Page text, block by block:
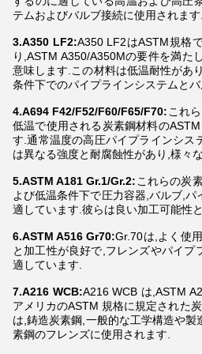
テムおよびバルブ接続に使用されます.
3.A350 LF2:A350 LF2はASTM規格
り,ASTM A350/A350Mの要件を満た
意味します.この材料は低温耐性があ
条件下でのパイプラインシステムと
4.A694 F42/F52/F60/F65/F70:これ
低温で使用される炭素鋼材料の
す.通常温度の高圧パイプラインシス
は異なる強度と耐腐蝕性があり,様々
5.ASTM A181 Gr.1/Gr.2:これらの炭
よび低温条件下で圧力容器,バルブ,パ
適しています.彼らは良い加工可能性
6.ASTM A516 Gr70:Gr.70は,よく使
と加工性が良好で,フレンズやパイプ
適しています.
7.A216 WCB:A216 WCB は,ASTM
アメリカのASTM 規格に規定された
は,鋳造炭素鋼,一般的な工学構造や
素鋼のフレンズに使用されます.